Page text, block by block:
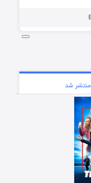
منتشر شد